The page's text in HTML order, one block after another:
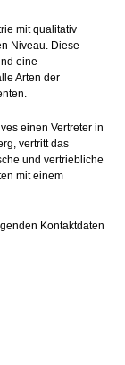
mit qualitativ
Niveau. Diese
eine
Arten der
einen Vertreter in
vertritt das
und vertriebliche
mit einem
Kontaktdaten